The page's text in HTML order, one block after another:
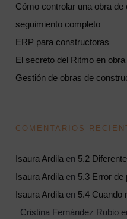
Cómo controlar una obra
seguimiento completo
ERP para constructoras
El secreto del Ritmo en
Gestión de obras de
COMENTARIOS
Isaura Ardila en 5.2
Isaura Ardila en 5.3 Error de
Isaura Ardila en 5.4 Cuando
Cristina Fernández Rubio